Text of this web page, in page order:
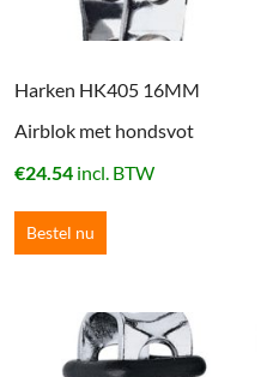
Harken HK405 16MM
Airblok met hondsvot
€24.54 incl. BTW
Bestel nu